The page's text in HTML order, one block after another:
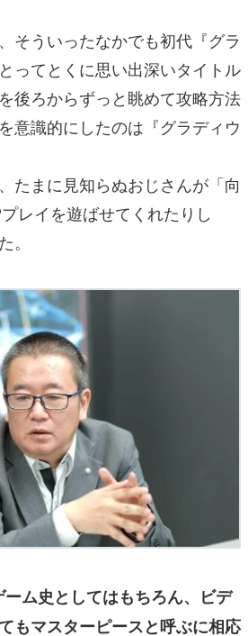
そういったなかでも初代『グラ
ってとくに思い出深いタイトル
後ろからずっと眺めて攻略方法
意識的にしたのは『グラディウ
たまに見知らぬおじさんが「向
レイを遊ばせてくれたりし
。
ム史としてはもちろん、ビデ
もマスターピースと呼ぶに相応